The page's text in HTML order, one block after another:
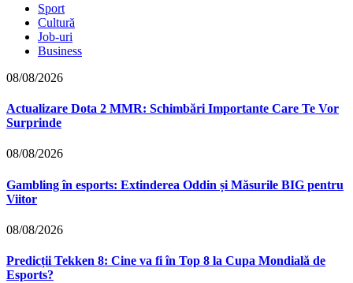
Sport
Cultură
Job-uri
Business
08/08/2026
Actualizare Dota 2 MMR: Schimbări Importante Care Te Vor
Surprinde
08/08/2026
Gambling în esports: Extinderea Oddin și Măsurile BIG pentru
Viitor
08/08/2026
Predicții Tekken 8: Cine va fi în Top 8 la Cupa Mondială de
Esports?